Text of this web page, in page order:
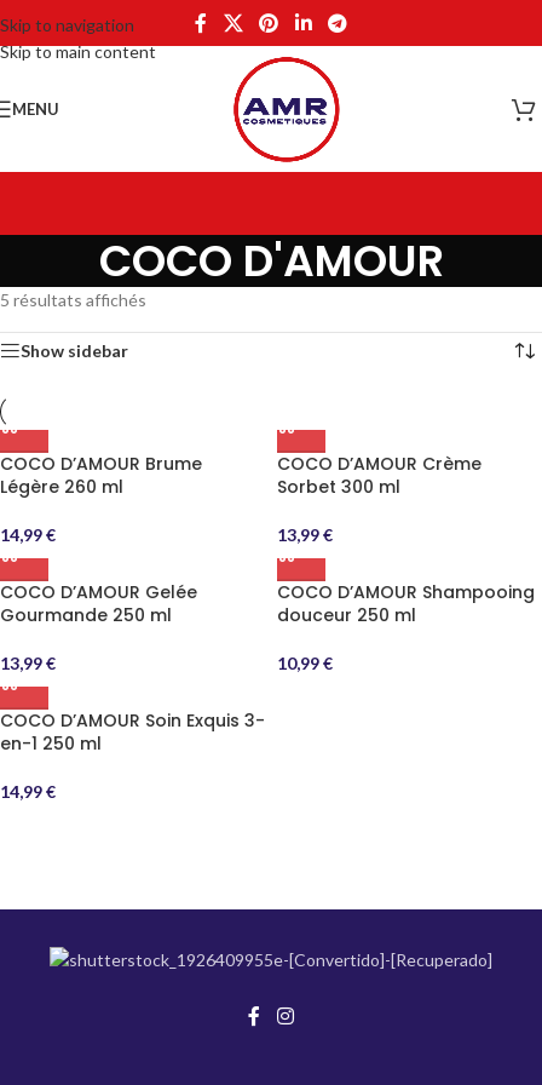
Skip to navigation
Skip to main content
MENU
COCO D'AMOUR
5 résultats affichés
Show sidebar
COCO D’AMOUR Brume
Légère 260 ml
14,99€
COCO D’AMOUR Crème
Sorbet 300 ml
13,99€
COCO D’AMOUR Gelée
Gourmande 250 ml
13,99€
COCO D’AMOUR Shampooing
douceur 250 ml
10,99€
COCO D’AMOUR Soin Exquis 3-
en-1 250 ml
14,99€